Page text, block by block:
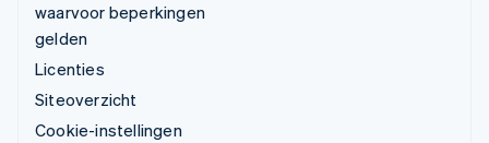
waarvoor beperkingen
gelden
Licenties
Siteoverzicht
Cookie-instellingen